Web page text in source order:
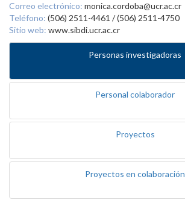
Correo electrónico: monica.cordoba@ucr.ac.cr
Teléfono: (506) 2511-4461 / (506) 2511-4750
Sitio web: www.sibdi.ucr.ac.cr
Personas investigadoras
Personal colaborador
Proyectos
Proyectos en colaboración